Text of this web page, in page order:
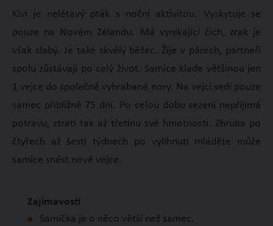
Kivi je nelétavý pták s noční aktivitou. Vyskytuje se
pouze na Novém Zélandu. Má vynikající čich, zrak je
však slabý. Je také skvělý běžec. Žije v párech, partneři
spolu zůstávají po celý život. Samice klade většinou jen
1 vejce do společně vyhrabané nory. Na vejci sedí pouze
samec přibližně 75 dní. Po celou dobu sezení nepřijímá
potravu, ztratí tak až třetinu své hmotnosti. Zhruba po
čtyřech až šesti týdnech po vylíhnutí mláděte může
samice snést nové vejce.
Zajímavosti
Samička je o něco větší než samec.